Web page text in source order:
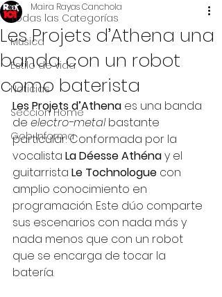
Todas las Categorías
Música
Estilo de vida
Noticias
Seccion Home
Gob Informa
Les Projets d’Athena una
banda con un robot
como baterista
Maira Rayas Canchola
Les Projets d’Athena es una banda
de electro-metal bastante
particular. Conformada por la
vocalista La Déesse Athéna y el
guitarrista Le Tochnologue con
amplio conocimiento en
programación. Este dúo comparte
sus escenarios con nada más y
nada menos que con un robot
que se encarga de tocar la
batería.